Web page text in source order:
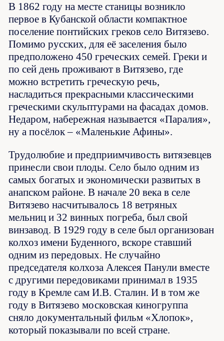
В 1862 году на месте станицы возникло
первое в Кубанской области компактное
поселение понтийских греков село Витязево.
Помимо русских, для её заселения было
предположено 450 греческих семей. Греки и
по сей день проживают в Витязево, где
можно встретить греческую речь,
насладиться прекрасными классическими
греческими скульптурами на фасадах домов.
Недаром, набережная называется «Паралия»,
ну а посёлок – «Маленькие Афины».
Трудолюбие и предприимчивость витязевцев
принесли свои плоды. Село было одним из
самых богатых и экономически развитых в
анапском районе. В начале 20 века в селе
Витязево насчитывалось 18 ветряных
мельниц и 32 винных погреба, был свой
винзавод. В 1929 году в селе был организован
колхоз имени Буденного, вскоре ставший
одним из передовых. Не случайно
председателя колхоза Алексея Панули вместе
с другими передовиками принимал в 1935
году в Кремле сам И.В. Сталин. И в том же
году в Витязево московская киногруппа
сняло документальный фильм «Хлопок»,
который показывали по всей стране.